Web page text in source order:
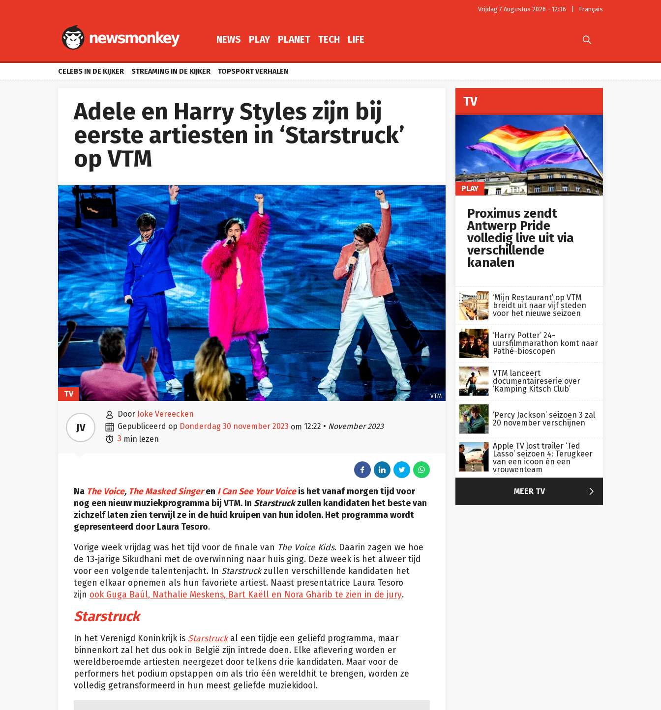
Vrijdag 7 Augustus 2026 - 12:36 Français
NEWS PLAY PLANET TECH LIFE 
CELEBS IN DE KIJKER STREAMING IN DE KIJKER TOPSPORT VERHALEN
Adele en Harry Styles zijn bij
eerste artiesten in ‘Starstruck’
op VTM
VTM
TV
JV
 door Joke Vereecken
 gepubliceerd op donderdag 30 november 2023 om 12:22 • November 2023
 3 min lezen
Na The Voice, The Masked Singer en I Can See Your Voiceis het vanaf morgen tijd voor
nog een nieuw muziekprogramma bij VTM. In Starstruckzullen kandidaten het beste van
zichzelf laten zien terwijl ze in de huid kruipen van hun idolen. Het programma wordt
gepresenteerd door Laura Tesoro.
Vorige week vrijdag was het tijd voor de finale van The Voice Kids. Daarin zagen we hoe
de 13-jarige Sikudhani met de overwinning naar huis ging. Deze week is het alweer tijd
voor een volgende talentenjacht. In Starstruckzullen verschillende kandidaten het
tegen elkaar opnemen als hun favoriete artiest. Naast presentatrice Laura Tesoro
zijn ook Guga Baúl, Nathalie Meskens, Bart Kaëll en Nora Gharib te zien in de jury.
Starstruck
In het Verenigd Koninkrijk is Starstruck al een tijdje een geliefd programma, maar
binnenkort zal het dus ook in België zijn intrede doen. Elke aflevering worden er
wereldberoemde artiesten neergezet door telkens drie kandidaten. Maar voor de
performers het podium opstappen om als trio één wereldhit te brengen, worden ze
volledig getransformeerd in hun meest geliefde muziekidool.
TV
PLAY
Proximus zendt
Antwerp Pride
volledig live uit via
verschillende
kanalen
‘Mijn Restaurant’ op VTM
breidt uit naar vijf steden
voor het nieuwe seizoen
‘Harry Potter’ 24-
uursfilmmarathon komt naar
Pathé-bioscopen
VTM lanceert
documentaireserie over
‘Kamping Kitsch Club’
‘Percy Jackson’ seizoen 3 zal
20 november verschijnen
Apple TV lost trailer ‘Ted
Lasso’ seizoen 4: Terugkeer
van een icoon én een
vrouwenteam
MEER TV 